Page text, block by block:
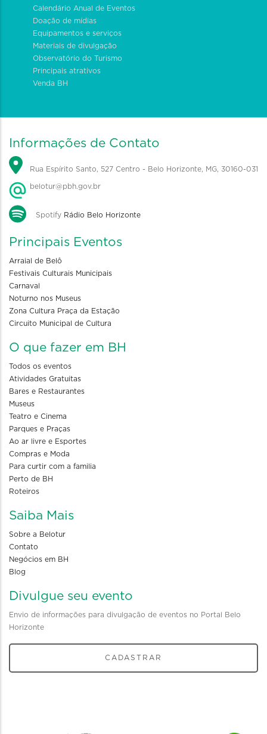
Calendário Anual de Eventos
Doação de mídias
Equipamentos e serviços
Materiais de divulgação
Observatório do Turismo
Principais atrativos
Venda BH
Informações de Contato
Rua Espírito Santo, 527 Centro - Belo Horizonte, MG, 30160-031
belotur@pbh.gov.br
Spotify Rádio Belo Horizonte
Principais Eventos
Arraial de Belô
Festivais Culturais Municipais
Carnaval
Noturno nos Museus
Zona Cultura Praça da Estação
Circuito Municipal de Cultura
O que fazer em BH
Todos os eventos
Atividades Gratuitas
Bares e Restaurantes
Museus
Teatro e Cinema
Parques e Praças
Ao ar livre e Esportes
Compras e Moda
Para curtir com a familia
Perto de BH
Roteiros
Saiba Mais
Sobre a Belotur
Contato
Negócios em BH
Blog
Divulgue seu evento
Envio de informações para divulgação de eventos no Portal Belo
Horizonte
CADASTRAR